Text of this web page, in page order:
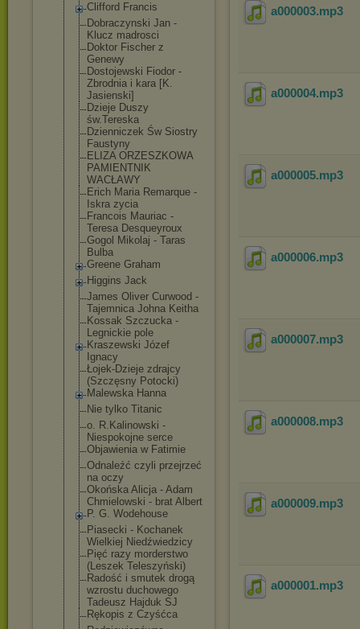
Clifford Francis
Dobraczynski Jan -
Klucz madrosci
Doktor Fischer z
Genewy
Dostojewski Fiodor -
Zbrodnia i kara [K.
Jasienski]
Dzieje Duszy
św.Tereska
Dzienniczek Św Siostry
Faustyny
ELIZA ORZESZKOWA
PAMIENTNIK
WACŁAWY
Erich Maria Remarque -
Iskra zycia
Francois Mauriac -
Teresa Desqueyroux
Gogol Mikolaj - Taras
Bulba
Greene Graham
Higgins Jack
James Oliver Curwood -
Tajemnica Johna Keitha
Kossak Szczucka -
Legnickie pole
Kraszewski Józef
Ignacy
Łojek-Dzieje zdrajcy
(Szczęsny Potocki)
Malewska Hanna
Nie tylko Titanic
o. R.Kalinowski -
Niespokojne serce
Objawienia w Fatimie
Odnaleźć czyli przejrzeć
na oczy
Okońska Alicja - Adam
Chmielowski - brat Albert
P. G. Wodehouse
Piasecki - Kochanek
Wielkiej Niedźwiedzicy
Pięć razy morderstwo
(Leszek Teleszyński)
Radość i smutek drogą
wzrostu duchowego
Tadeusz Hajduk SJ
Rękopis z Czyśćca
a000003.mp3
a000004.mp3
a000005.mp3
a000006.mp3
a000007.mp3
a000008.mp3
a000009.mp3
a000001.mp3